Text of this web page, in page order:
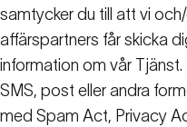
samtycker du till att vi
affärspartners får skicka
information om vår
SMS, post eller andra
med Spam Act, Privacy